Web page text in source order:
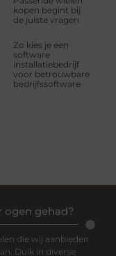
kopen begint bij
de juiste vragen
Zo kies je een
software
installatiebedrijf
voor betrouwbare
bedrijfssoftware
ogen gehad?
die wij aanbieden
Duik in diverse